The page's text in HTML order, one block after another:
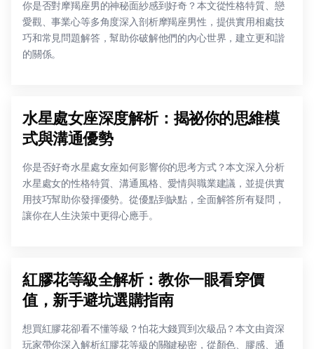
你是否對摩羯座男的神秘面紗感到好奇？本文從性格特質、戀
愛觀、事業心等多角度深入剖析摩羯座男性，提供實用相處技
巧和常見問題解答，幫助你破解他們的內心世界，建立更和諧
的關係。
水星處女座深度解析：揭祕你的思維模
式與溝通優勢
你是否好奇水星處女座如何影響你的思考方式？本文深入分析
水星處女的性格特質、溝通風格、愛情與職業建議，並提供實
用技巧幫助你發揮優勢。從優點到缺點，全面解答所有疑問，
讓你在人生決策中更得心應手。
紅膠花等級全解析：教你一眼看穿價
值，新手避坑選購指南
想買紅膠花卻看不懂等級？怕花大錢買到次級品？本文由資深
玩家帶你深入解析紅膠花等級的關鍵秘密，從顏色、膠感、通